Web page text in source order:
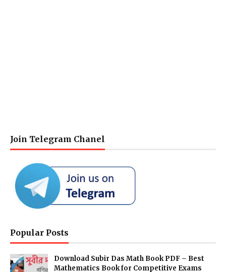
Join Telegram Chanel
Popular Posts
Download Subir Das Math Book PDF – Best
Mathematics Book for Competitive Exams